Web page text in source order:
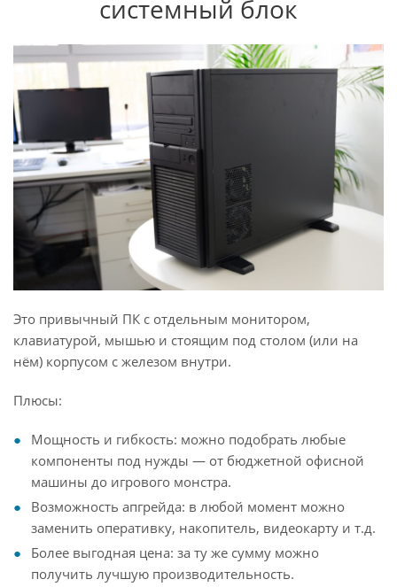
системный блок
Это привычный ПК с отдельным монитором,
клавиатурой, мышью и стоящим под столом (или на
нём) корпусом с железом внутри.
Плюсы:
Мощность и гибкость: можно подобрать любые
компоненты под нужды — от бюджетной офисной
машины до игрового монстра.
Возможность апгрейда: в любой момент можно
заменить оперативку, накопитель, видеокарту и т.д.
Более выгодная цена: за ту же сумму можно
получить лучшую производительность.